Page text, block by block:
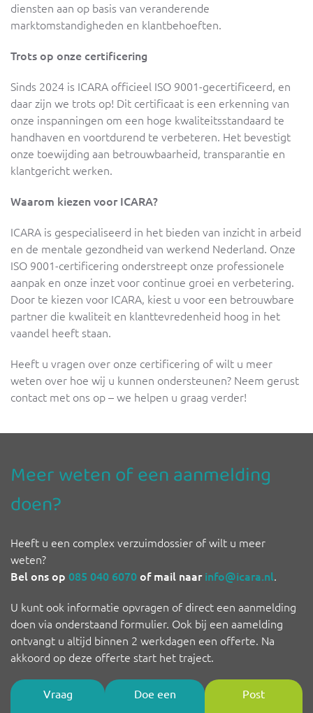
diensten aan op basis van veranderende
marktomstandigheden en klantbehoeften.
Trots op onze certificering
Sinds 2024 is ICARA officieel ISO 9001-gecertificeerd, en
daar zijn we trots op! Dit certificaat is een erkenning van
onze inspanningen om een hoge kwaliteitsstandaard te
handhaven en voortdurend te verbeteren. Het bevestigt
onze toewijding aan betrouwbaarheid, transparantie en
klantgericht werken.
Waarom kiezen voor ICARA?
ICARA is gespecialiseerd in het bieden van inzicht in arbeid
en de mentale gezondheid van werkend Nederland. Onze
ISO 9001-certificering onderstreept onze professionele
aanpak en onze inzet voor continue groei en verbetering.
Door te kiezen voor ICARA, kiest u voor een betrouwbare
partner die kwaliteit en klanttevredenheid hoog in het
vaandel heeft staan.
Heeft u vragen over onze certificering of wilt u meer
weten over hoe wij u kunnen ondersteunen? Neem gerust
contact met ons op – we helpen u graag verder!
Meer weten of een aanmelding
doen?
Heeft u een complex verzuimdossier of wilt u meer
weten?
Bel ons op 085 040 6070of mail naarinfo@icara.nl.
U kunt ook informatie opvragen of direct een aanmelding
doen via onderstaand formulier. Ook bij een aamelding
ontvangt u altijd binnen 2 werkdagen een offerte. Na
akkoord op deze offerte start het traject.
Vraag
Doe een
Post